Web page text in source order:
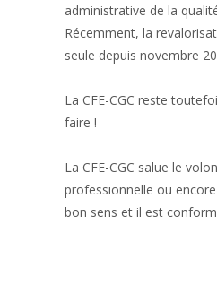
administrative de la
Récemment, la
seule depuis novembre
La CFE-CGC reste
faire !
La CFE-CGC salue le
professionnelle ou
bon sens et il est